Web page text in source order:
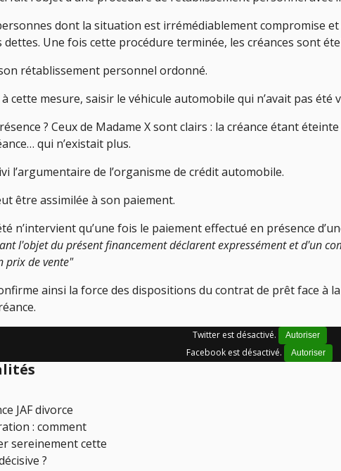
dont la situation est irrémédiablement compromise
Une fois cette procédure terminée, les créances sont
rétablissement personnel ordonné.
cette mesure, saisir le véhicule automobile qui n’avait pas
? Ceux de Madame X sont clairs : la créance étant
qui n’existait plus.
l’argumentaire de l’organisme de crédit automobile.
être assimilée à son paiement.
n’intervient qu’une fois le paiement effectué en présence
l'objet du présent financement déclarent expressément et d'un
prix de vente"
ainsi la force des dispositions du contrat de prêt face à
Twitter est désactivé. Autoriser
Facebook est désactivé. Autoriser
JAF divorce
: comment
sereinement cette
?